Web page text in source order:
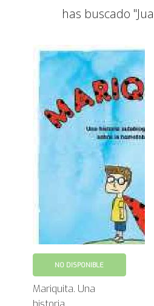
has buscado
NO DISPONIBLE
Mariquita. Una